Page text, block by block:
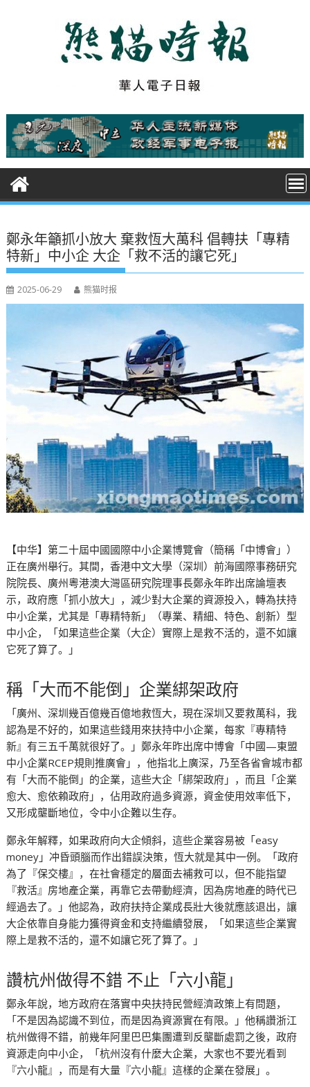
t
鄭永年籲抓小放大 棄救恆大萬科 倡轉扶「專精
特新」中小企 大企「救不活的讓它死」
2025-06-29 熊猫时报
【中华】第二十屆中國國際中小企業博覽會（簡稱「中博會」）
正在廣州舉行。其間，香港中文大學（深圳）前海國際事務研究
院院長、廣州粵港澳大灣區研究院理事長鄭永年昨出席論壇表
示，政府應「抓小放大」，減少對大企業的資源投入，轉為扶持
中小企業，尤其是「專精特新」（專業、精細、特色、創新）型
中小企，「如果這些企業（大企）實際上是救不活的，還不如讓
它死了算了。」
稱「大而不能倒」企業綁架政府
「廣州、深圳幾百億幾百億地救恆大，現在深圳又要救萬科，我
認為是不好的，如果這些錢用來扶持中小企業，每家『專精特
新』有三五千萬就很好了。」鄭永年昨出席中博會「中國—東盟
中小企業RCEP規則推廣會」，他指北上廣深，乃至各省會城市都
有「大而不能倒」的企業，這些大企「綁架政府」，而且「企業
愈大、愈依賴政府」，佔用政府過多資源，資金使用效率低下，
又形成壟斷地位，令中小企難以生存。
鄭永年解釋，如果政府向大企傾斜，這些企業容易被「easy
money」冲昏頭腦而作出錯誤決策，恆大就是其中一例。「政府
為了『保交樓』，在社會穩定的層面去補救可以，但不能指望
『救活』房地產企業，再靠它去帶動經濟，因為房地產的時代已
經過去了。」他認為，政府扶持企業成長壯大後就應該退出，讓
大企依靠自身能力獲得資金和支持繼續發展，「如果這些企業實
際上是救不活的，還不如讓它死了算了。」
讚杭州做得不錯 不止「六小龍」
鄭永年說，地方政府在落實中央扶持民營經濟政策上有問題，
「不是因為認識不到位，而是因為資源實在有限。」他稱讚浙江
杭州做得不錯，前幾年阿里巴巴集團遭到反壟斷處罰之後，政府
資源走向中小企，「杭州沒有什麼大企業，大家也不要光看到
『六小龍』，而是有大量『六小龍』這樣的企業在發展」。